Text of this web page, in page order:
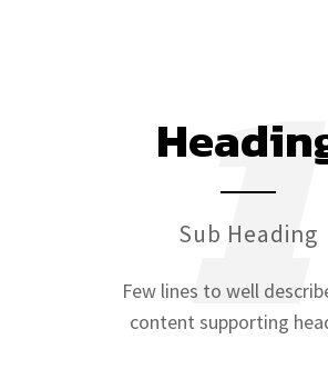
Sub Heading
1
Few lines to well
content supporting